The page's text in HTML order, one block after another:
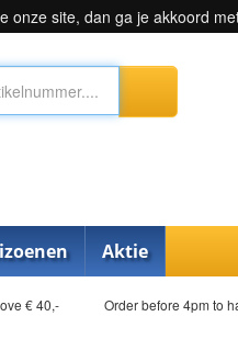
onze site, dan ga je akkoord
Aktie
€ 40,- Order before 4pm to